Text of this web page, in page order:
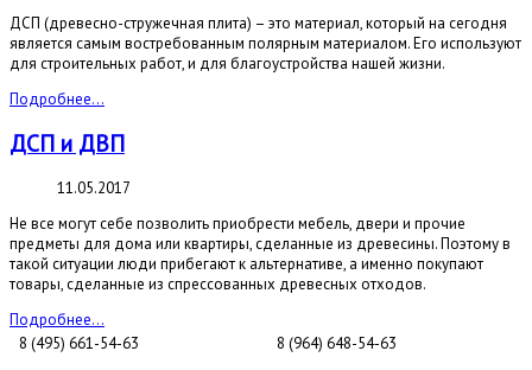
ДСП (древесно-стружечная плита) – это материал, который на сегодня
является самым востребованным полярным материалом. Его используют
для строительных работ, и для благоустройства нашей жизни.
Подробнее...
ДСП и ДВП
11.05.2017
Не все могут себе позволить приобрести мебель, двери и прочие
предметы для дома или квартиры, сделанные из древесины. Поэтому в
такой ситуации люди прибегают к альтернативе, а именно покупают
товары, сделанные из спрессованных древесных отходов.
Подробнее...
8 (495) 661-54-63
8 (964) 648-54-63